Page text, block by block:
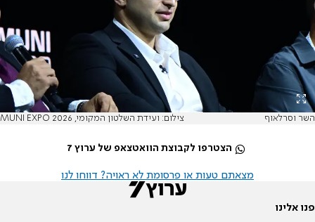
השר וסרלאוף צילום: ועידת השלטון המקומי, MUNI EXPO 2026
הצטרפו לקבוצת הוואטצאפ של ערוץ 7
מצאתם טעות או פרסומת לא ראויה? דווחו לנו
פנו אלינו